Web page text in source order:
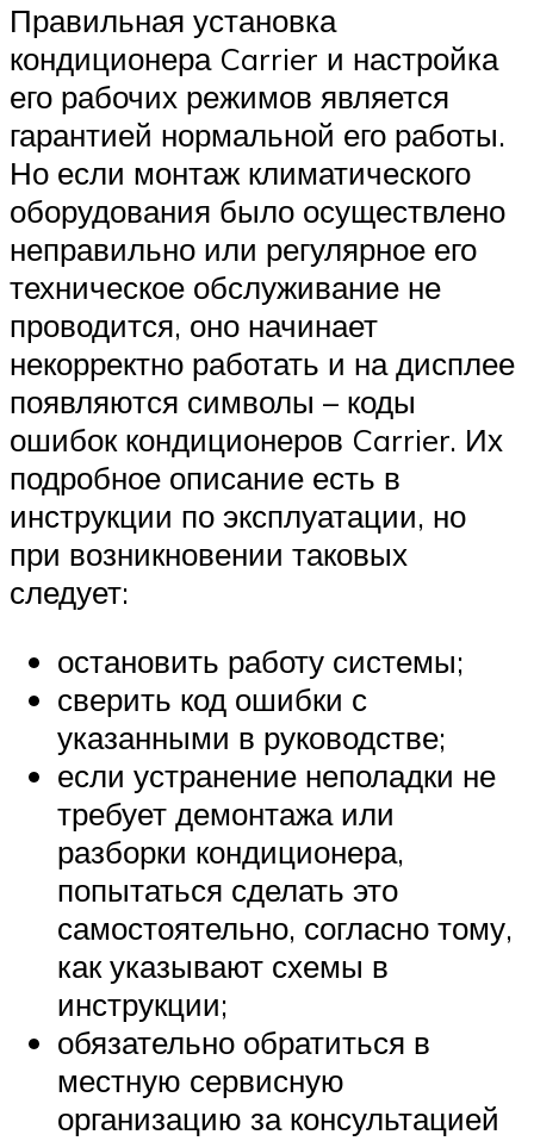
Правильная установка
кондиционера Carrier и настройка
его рабочих режимов является
гарантией нормальной его работы.
Но если монтаж климатического
оборудования было осуществлено
неправильно или регулярное его
техническое обслуживание не
проводится, оно начинает
некорректно работать и на дисплее
появляются символы – коды
ошибок кондиционеров Carrier. Их
подробное описание есть в
инструкции по эксплуатации, но
при возникновении таковых
следует:
остановить работу системы;
сверить код ошибки с
указанными в руководстве;
если устранение неполадки не
требует демонтажа или
разборки кондиционера,
попытаться сделать это
самостоятельно, согласно тому,
как указывают схемы в
инструкции;
обязательно обратиться в
местную сервисную
организацию за консультацией